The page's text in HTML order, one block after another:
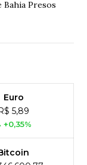
Bahia Presos
Euro
R$ 5,89
+0,35%